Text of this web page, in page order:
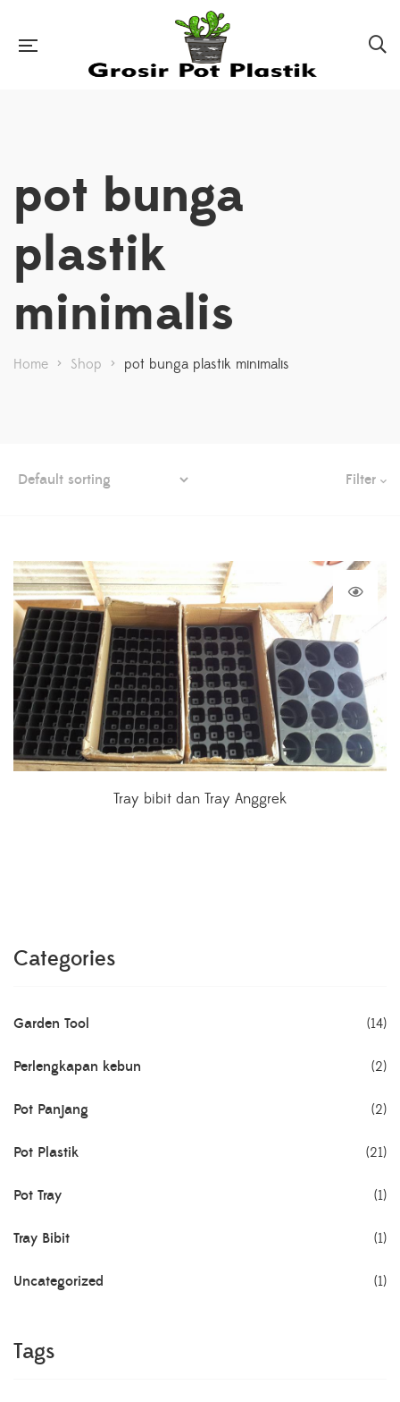
pot bunga
plastik
minimalis
Home > Shop > pot bunga plastik minimalis
Filter
Tray bibit dan Tray Anggrek
Categories
Garden Tool (14)
Perlengkapan kebun (2)
Pot Panjang (2)
Pot Plastik (21)
Pot Tray (1)
Tray Bibit (1)
Uncategorized (1)
Tags